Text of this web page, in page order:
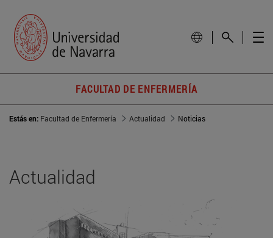
FACULTAD DE ENFERMERÍA
Estás en: Facultad de Enfermería Actualidad Noticias
Actualidad